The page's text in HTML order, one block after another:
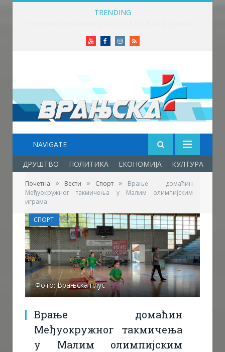
TRENDING
YoutubeFacebookInstagram
RSS
NAVIGATE
ДРУШТВО ПОЛИТИКА ЕКОНОМИЈА КУЛТУРА
Почетна » Вести » Спорт »
Врање домаћин
Међуокружног такмичења у Малим олимпијским
играма
Фото: Врањска плус
Врање домаћин
Међуокружног такмичења
у Малим олимпијским
СПОРТ